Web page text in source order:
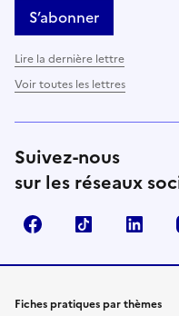
S’abonner
Lire la dernière lettre
Voir toutes les lettres
Suivez-nous
sur les réseaux
FacebookTikTok
Fiches pratiques par thèmes